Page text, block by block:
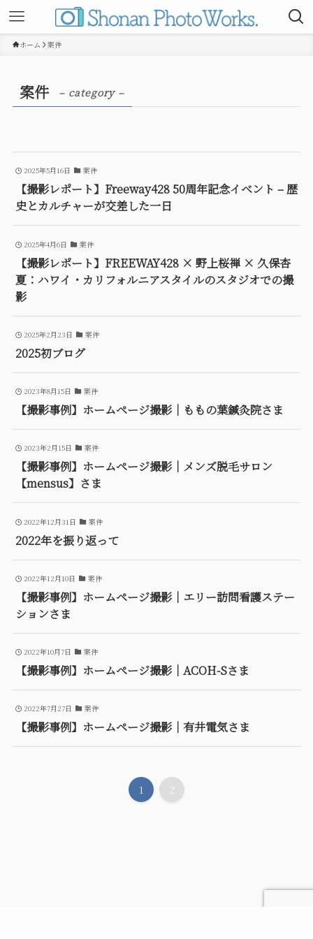
ホーム 案件
案件 – category –
2025年5月16日 案件
【撮影レポート】Freeway428 50周年記念イベント – 歴
史とカルチャーが交差した一日
2025年4月6日 案件
【撮影レポート】FREEWAY428 × 野上桜禅 × 久保杏
夏：ハワイ・カリフォルニアスタイルのスタジオでの撮
影
2025年2月23日 案件
2025初ブログ
2023年8月15日 案件
【撮影事例】ホームページ撮影｜ももの葉鍼灸院さま
2023年2月15日 案件
【撮影事例】ホームページ撮影｜メンズ脱毛サロン
【mensus】さま
2022年12月31日 案件
2022年を振り返って
2022年12月10日 案件
【撮影事例】ホームページ撮影｜エリー訪問看護ステー
ションさま
2022年10月7日 案件
【撮影事例】ホームページ撮影｜ACOH-Sさま
2022年7月27日 案件
【撮影事例】ホームページ撮影｜有井電気さま
1 2